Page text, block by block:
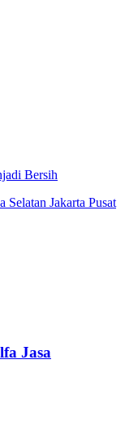
Bersih
Selatan Jakarta Pusat
Jasa